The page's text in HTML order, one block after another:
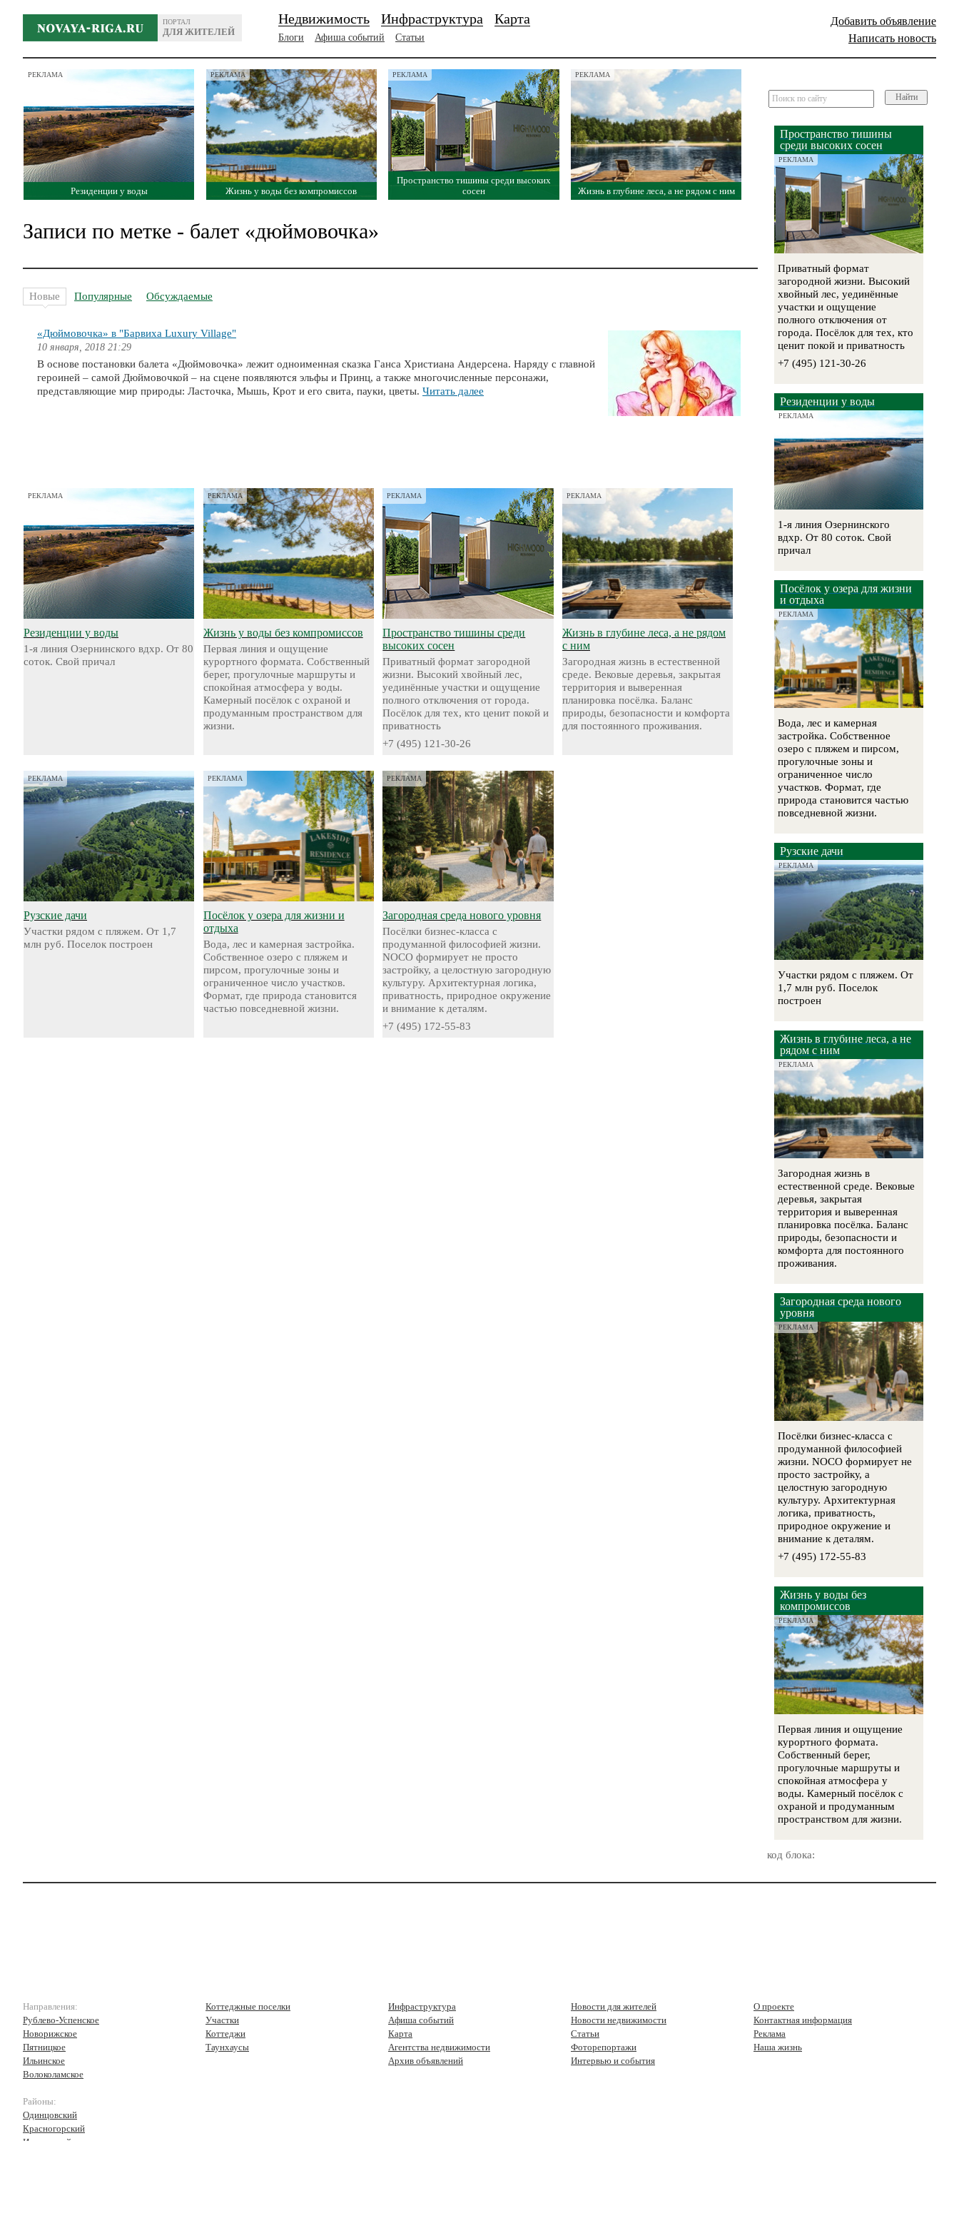
ПОРТАЛ
ДЛЯ ЖИТЕЛЕЙ
Добавить объявление
Написать новость
Недвижимость Инфраструктура Карта
Блоги Афиша событий Статьи
РЕКЛАМА
Резиденции у воды
РЕКЛАМА
Жизнь у воды без компромиссов
РЕКЛАМА
Пространство тишины среди высоких
сосен
РЕКЛАМА
Жизнь в глубине леса, а не рядом с ним
Записи по метке - балет «дюймовочка»
Новые Популярные Обсуждаемые
«Дюймовочка» в "Барвиха Luxury Village"
10 января, 2018 21:29
В основе постановки балета «Дюймовочка» лежит одноименная сказка Ганса Христиана Андерсена. Наряду с главной
героиней – самой Дюймовочкой – на сцене появляются эльфы и Принц, а также многочисленные персонажи,
представляющие мир природы: Ласточка, Мышь, Крот и его свита, пауки, цветы. Читать далее
РЕКЛАМА
Резиденции у воды
1-я линия Озернинского вдхр. От 80
соток. Свой причал
РЕКЛАМА
Жизнь у воды без компромиссов
Первая линия и ощущение
курортного формата. Собственный
берег, прогулочные маршруты и
спокойная атмосфера у воды.
Камерный посёлок с охраной и
продуманным пространством для
жизни.
РЕКЛАМА
Пространство тишины среди
высоких сосен
Приватный формат загородной
жизни. Высокий хвойный лес,
уединённые участки и ощущение
полного отключения от города.
Посёлок для тех, кто ценит покой и
приватность
+7 (495) 121-30-26
РЕКЛАМА
Жизнь в глубине леса, а не рядом
с ним
Загородная жизнь в естественной
среде. Вековые деревья, закрытая
территория и выверенная
планировка посёлка. Баланс
природы, безопасности и комфорта
для постоянного проживания.
РЕКЛАМА
Рузские дачи
Участки рядом с пляжем. От 1,7
млн руб. Поселок построен
РЕКЛАМА
Посёлок у озера для жизни и
отдыха
Вода, лес и камерная застройка.
Собственное озеро с пляжем и
пирсом, прогулочные зоны и
ограниченное число участков.
Формат, где природа становится
частью повседневной жизни.
РЕКЛАМА
Загородная среда нового уровня
Посёлки бизнес-класса с
продуманной философией жизни.
NOCO формирует не просто
застройку, а целостную загородную
культуру. Архитектурная логика,
приватность, природное окружение
и внимание к деталям.
+7 (495) 172-55-83
Найти
Пространство тишины
среди высоких сосен
РЕКЛАМА
Приватный формат
загородной жизни. Высокий
хвойный лес, уединённые
участки и ощущение
полного отключения от
города. Посёлок для тех, кто
ценит покой и приватность
+7 (495) 121-30-26
Резиденции у воды
РЕКЛАМА
1-я линия Озернинского
вдхр. От 80 соток. Свой
причал
Посёлок у озера для жизни
и отдыха
РЕКЛАМА
Вода, лес и камерная
застройка. Собственное
озеро с пляжем и пирсом,
прогулочные зоны и
ограниченное число
участков. Формат, где
природа становится частью
повседневной жизни.
Рузские дачи
РЕКЛАМА
Участки рядом с пляжем. От
1,7 млн руб. Поселок
построен
Жизнь в глубине леса, а не
рядом с ним
РЕКЛАМА
Загородная жизнь в
естественной среде. Вековые
деревья, закрытая
территория и выверенная
планировка посёлка. Баланс
природы, безопасности и
комфорта для постоянного
проживания.
Загородная среда нового
уровня
РЕКЛАМА
Посёлки бизнес-класса с
продуманной философией
жизни. NOCO формирует не
просто застройку, а
целостную загородную
культуру. Архитектурная
логика, приватность,
природное окружение и
внимание к деталям.
+7 (495) 172-55-83
Жизнь у воды без
компромиссов
РЕКЛАМА
Первая линия и ощущение
курортного формата.
Собственный берег,
прогулочные маршруты и
спокойная атмосфера у
воды. Камерный посёлок с
охраной и продуманным
пространством для жизни.
код блока:
Направления:
Рублево-Успенское
Новорижское
Пятницкое
Ильинское
Волоколамское
Районы:
Одинцовский
Красногорский
Истринский
Коттеджные поселки
Участки
Коттеджи
Таунхаусы
Инфраструктура
Афиша событий
Карта
Агентства недвижимости
Архив объявлений
Новости для жителей
Новости недвижимости
Статьи
Фоторепортажи
Интервью и события
О проекте
Контактная информация
Реклама
Наша жизнь